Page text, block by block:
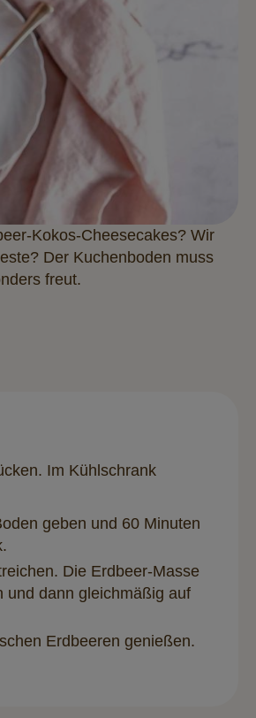
Kokos-Cheesecakes? Wir
Der Kuchenboden muss
freut.
Im Kühlschrank
geben und 60 Minuten
Die Erdbeer-Masse
und dann gleichmäßig auf
Erdbeeren genießen.